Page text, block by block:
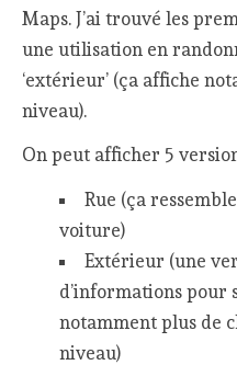
Maps. J’ai trouvé les
une utilisation en
‘extérieur’ (ça affiche
niveau).
On peut afficher 5
Rue (ça
voiture)
Extérieur (une
d’informations pour
notamment plus de
niveau)